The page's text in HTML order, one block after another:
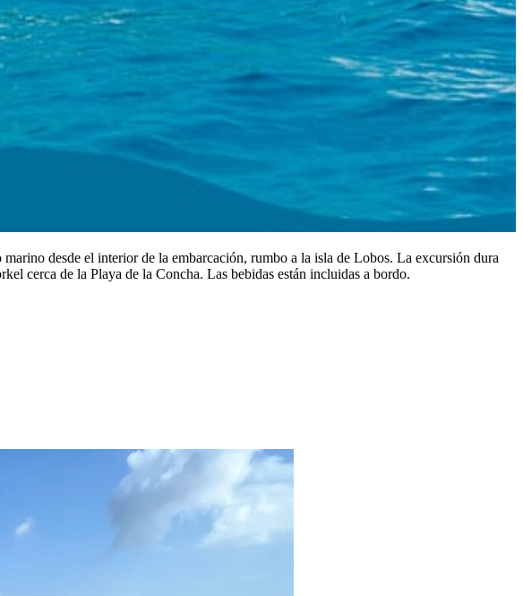
desde el interior de la embarcación, rumbo a la isla de Lobos. La excursión dura
cerca de la Playa de la Concha. Las bebidas están incluidas a bordo.